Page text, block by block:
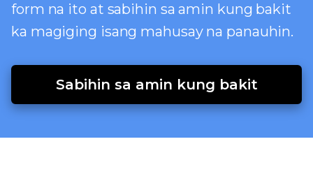
form na ito at sabihin sa amin kung bakit
ka magiging isang mahusay na panauhin.
Sabihin sa amin kung bakit